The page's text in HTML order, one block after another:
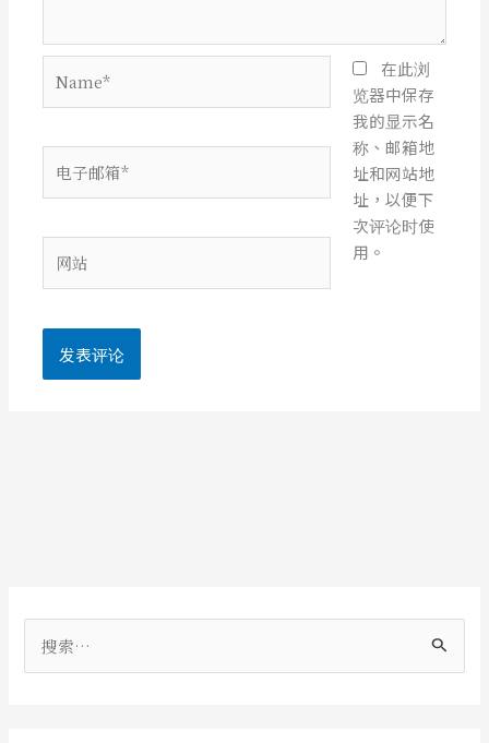
子
箱
站
在此浏
览器中保存
我的显示名
称、邮箱地
址和网站地
址，以便下
次评论时使
用。